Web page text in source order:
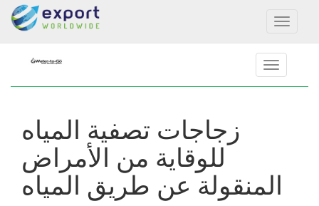
Toggle
زجاجات تصفية المياه
للوقاية من الأمراض
المنقولة عن طريق المياه